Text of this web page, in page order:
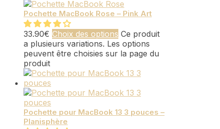
Pochette MacBook Rose – Pink Art
33.90€ Choix des options Ce produit
a plusieurs variations. Les options
peuvent être choisies sur la page du
produit
Pochette pour MacBook 13 3 pouces –
Planisphère